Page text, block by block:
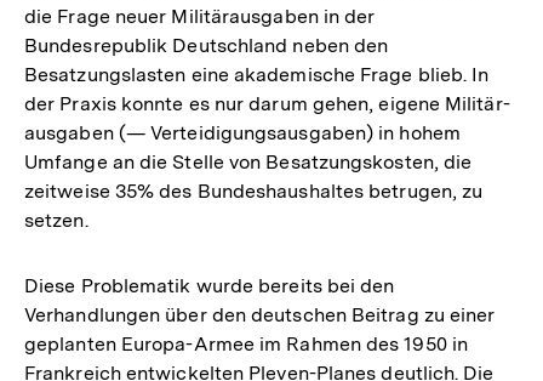
die Frage neuer Militärausgaben in der
Bundesrepublik Deutschland neben den
Besatzungslasten eine akademische Frage blieb. In
der Praxis konnte es nur darum gehen, eigene Militär-
ausgaben (— Verteidigungsausgaben) in hohem
Umfange an die Stelle von Besatzungskosten, die
zeitweise 35% des Bundeshaushaltes betrugen, zu
setzen.
Diese Problematik wurde bereits bei den
Verhandlungen über den deutschen Beitrag zu einer
geplanten Europa-Armee im Rahmen des 1950 in
Frankreich entwickelten Pleven-Planes deutlich. Die